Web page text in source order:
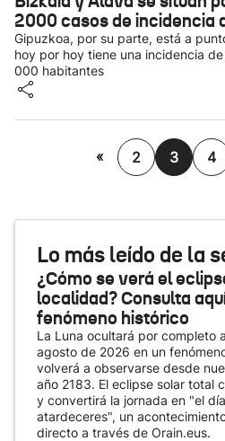
2000 casos de incidencia
Gipuzkoa, por su parte, está a
hoy por hoy tiene una incidencia
000 habitantes
« 2 3 4
Lo más leído de la
¿Cómo se verá el
localidad? Consulta
fenómeno histórico
La Luna ocultará por completo
agosto de 2026 en un
volverá a observarse desde
año 2183. El eclipse solar total
y convertirá la jornada en "el
atardeceres", un
directo a través de Orain.eus.